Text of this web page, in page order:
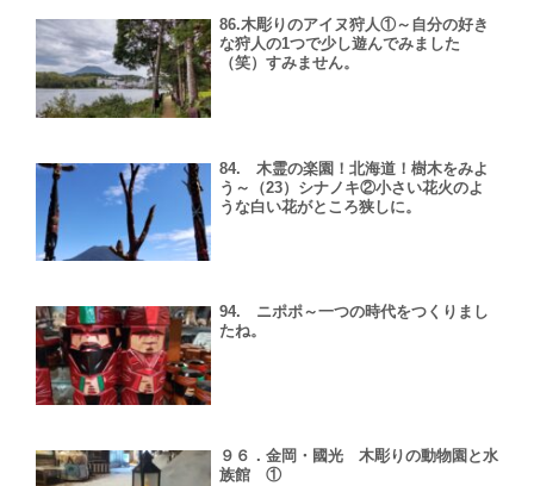
86.木彫りのアイヌ狩人①～自分の好き
な狩人の1つで少し遊んでみました
（笑）すみません。
84. 木霊の楽園！北海道！樹木をみよ
う～（23）シナノキ②小さい花火のよ
うな白い花がところ狭しに。
94. ニポポ～一つの時代をつくりまし
たね。
９６．金岡・國光 木彫りの動物園と水
族館 ①